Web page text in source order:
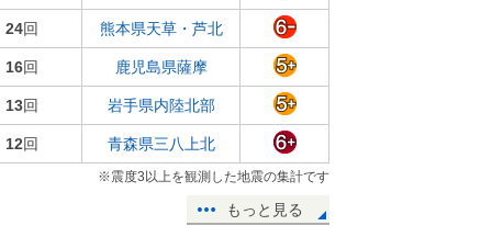
24回 熊本県天草・芦北
16回 鹿児島県薩摩
13回 岩手県内陸北部
12回 青森県三八上北
※震度3以上を観測した地震の集計です
もっと見る